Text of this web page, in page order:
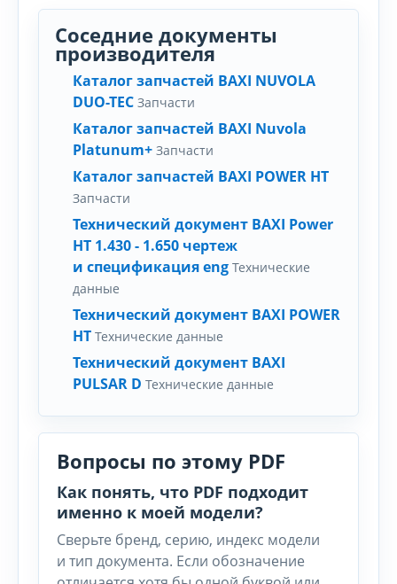
Соседние документы
производителя
Каталог запчастей BAXI NUVOLA
DUO-TEC Запчасти
Каталог запчастей BAXI Nuvola
Platunum+ Запчасти
Каталог запчастей BAXI POWER HT
Запчасти
Технический документ BAXI Power
HT 1.430 - 1.650 чертеж
и спецификация eng Технические
данные
Технический документ BAXI POWER
HT Технические данные
Технический документ BAXI
PULSAR D Технические данные
Вопросы по этому PDF
Как понять, что PDF подходит
именно к моей модели?
Сверьте бренд, серию, индекс модели
и тип документа. Если обозначение